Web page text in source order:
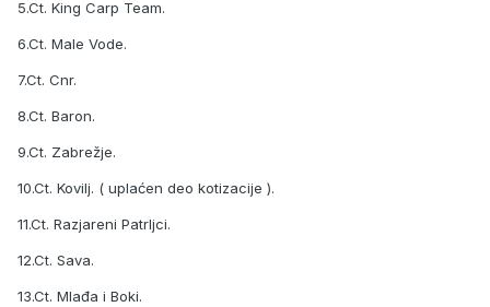
5.Ct. King Carp Team.
6.Ct. Male Vode.
7.Ct. Cnr.
8.Ct. Baron.
9.Ct. Zabrežje.
10.Ct. Kovilj. ( uplaćen deo kotizacije ).
11.Ct. Razjareni Patrljci.
12.Ct. Sava.
13.Ct. Mlađa i Boki.